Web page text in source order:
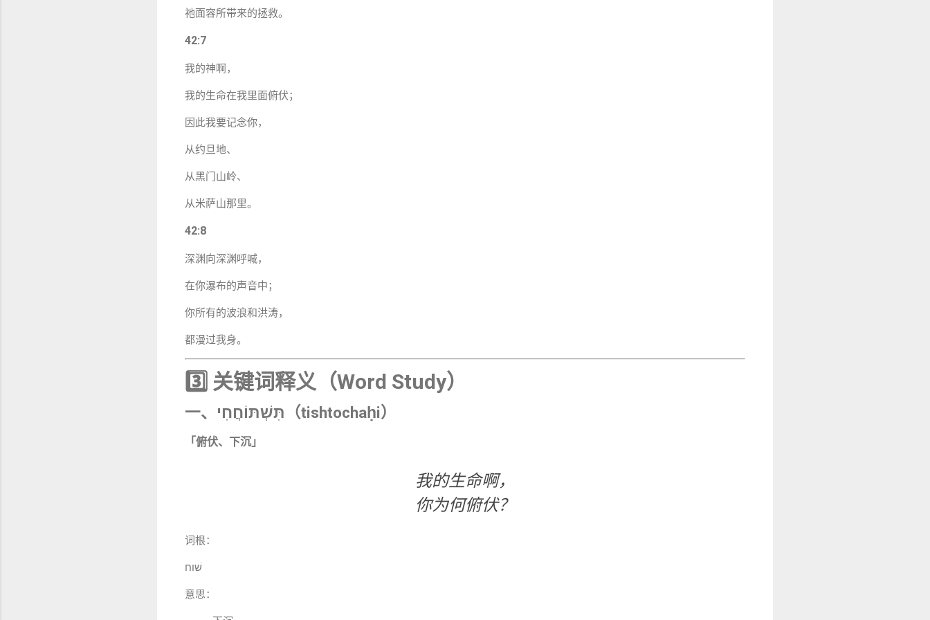
祂面容所带来的拯救。
42:7
我的神啊，
我的生命在我里面俯伏；
因此我要记念你，
从约旦地、
从黑门山岭、
从米萨山那里。
42:8
深渊向深渊呼喊，
在你瀑布的声音中；
你所有的波浪和洪涛，
都漫过我身。
3️⃣ 关键词释义（Word Study）
一、תִּשְׁתּוֹחֲחִי（tishtochaḥi）
「俯伏、下沉」
我的生命啊，
你为何俯伏？
词根：
שׁוח
意思：